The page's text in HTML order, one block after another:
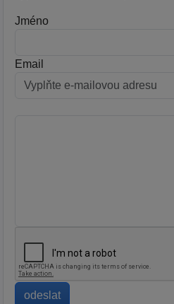
Jméno
Email